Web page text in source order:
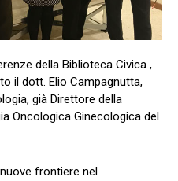
della Biblioteca Civica ,
il dott. Elio Campagnutta,
già Direttore della
Oncologica Ginecologica del
frontiere nel